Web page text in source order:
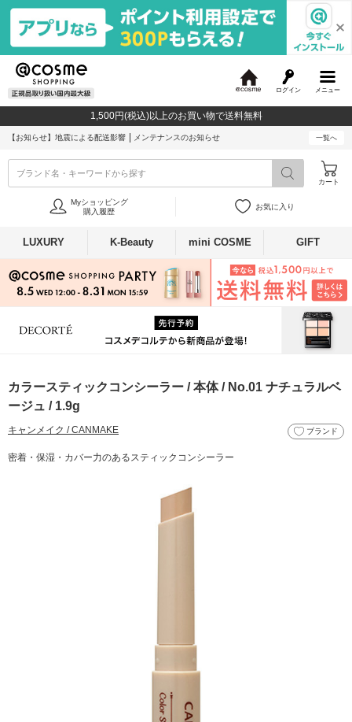
メニュー
ログイン
c
o
1,500円(税込)以上のお買い物で送料無料
【お知らせ】 地震による配送影響 メンテナンスのお知らせ 一覧へ
ブランド名・キーワードから探す
カート
Myショッピング
購入履歴
お気に入り
LUXURY K-Beauty mini COSME GIFT
カラースティックコンシーラー / 本体 / No.01 ナチュラルベ
ージュ / 1.9g
キャンメイク / CANMAKE ブランド
密着・保湿・カバー力のあるスティックコンシーラー